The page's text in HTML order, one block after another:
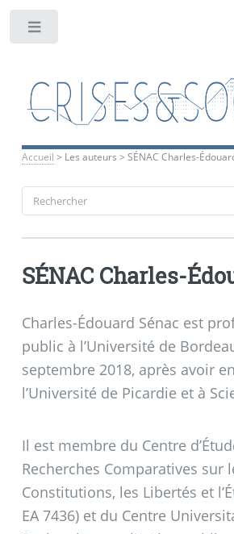
Accueil > Les auteurs > SÉNAC Charles-
SÉNAC Charles-
Charles-Édouard Sénac est
public à l’Université de
septembre 2018, après avoir
l’Université de Picardie et à
Il est membre du Centre
Recherches Comparatives sur
Constitutions, les Libertés et
EA 7436) et du Centre